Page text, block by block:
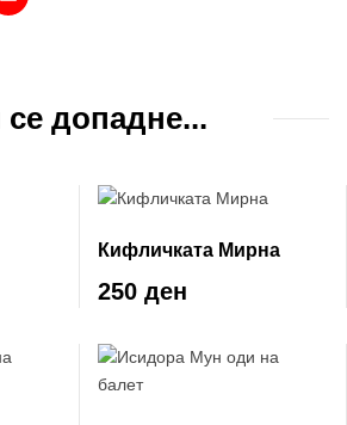
Email
допадне...
Кифличката Мирна
250 ден